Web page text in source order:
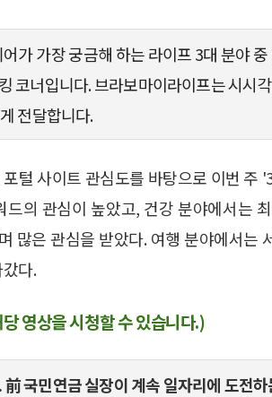
가 가장 궁금해 하는 라이프 3대 분야
코너입니다. 브라보마이라이프는 시시
전달합니다.
털 사이트 관심도를 바탕으로 이번 주
의 관심이 높았고, 건강 분야에서는
많은 관심을 받았다. 여행 분야에서는
다.
영상을 시청할 수 있습니다.)
국민연금 실장이 계속 일자리에 도전